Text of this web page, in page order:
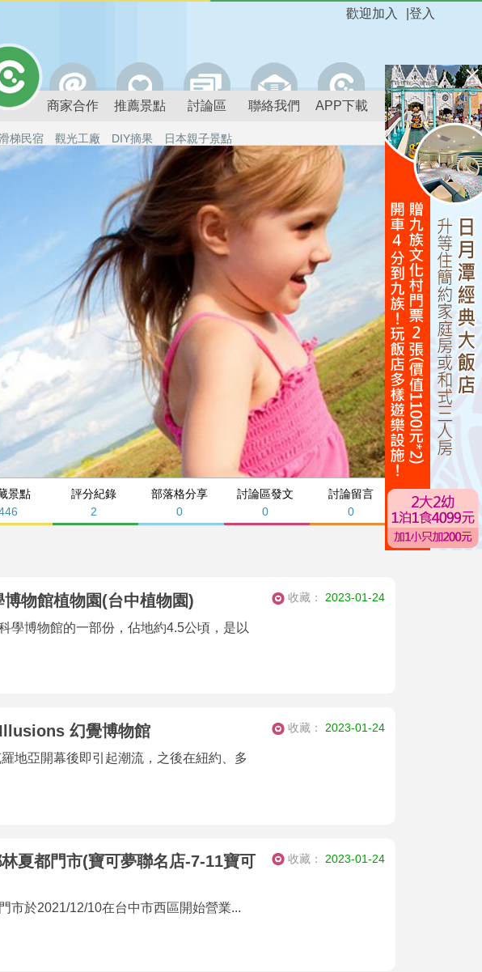
登入
歡迎加入
商家合作 推薦景點 討論區 聯絡我們 APP下載
梯民宿 觀光工廠 DIY摘果 日本親子景點
景點
評分紀錄
2
部落格分享
0
討論區發文
0
討論留言
0
博物館植物園(台中植物園)
學博物館的一部份，佔地約4.5公頃，是以
收藏： 2023-01-24
幻覺博物館
地亞開幕後即引起潮流，之後在紐約、多
收藏： 2023-01-24
夏都門市(寶可夢聯名店-7-11寶可
市於2021/12/10在台中市西區開始營業...
收藏： 2023-01-24